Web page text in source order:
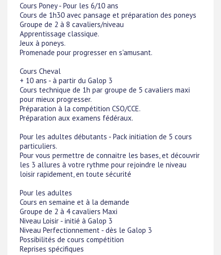
Cours Poney - Pour les 6/10 ans
Cours de 1h30 avec pansage et préparation des poneys
Groupe de 2 à 8 cavaliers/niveau
Apprentissage classique.
Jeux à poneys.
Promenade pour progresser en s'amusant.
Cours Cheval
+ 10 ans - à partir du Galop 3
Cours technique de 1h par groupe de 5 cavaliers maxi
pour mieux progresser.
Préparation à la compétition CSO/CCE.
Préparation aux examens fédéraux.
Pour les adultes débutants - Pack initiation de 5 cours
particuliers.
Pour vous permettre de connaitre les bases, et découvrir
les 3 allures à votre rythme pour rejoindre le niveau
loisir rapidement, en toute sécurité
Pour les adultes
Cours en semaine et à la demande
Groupe de 2 à 4 cavaliers Maxi
Niveau Loisir - initié à Galop 3
Niveau Perfectionnement - dès le Galop 3
Possibilités de cours compétition
Reprises spécifiques